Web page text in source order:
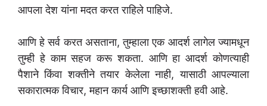
आपला देश यांना मदत करत राहिले पाहिजे.
आणि हे सर्व करत असताना, तुम्हाला एक आदर्श लागेल ज्यामधून
तुम्ही हे काम सहज करू शकता. आणि हा आदर्श कोणत्याही
पैशाने किंवा शक्तीने तयार केलेला नाही, यासाठी आपल्याला
सकारात्मक विचार, महान कार्य आणि इच्छाशक्ती हवी आहे.